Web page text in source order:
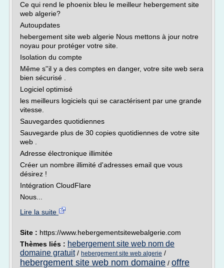
Ce qui rend le phoenix bleu le meilleur hebergement site
web algerie?
Autoupdates
hebergement site web algerie Nous mettons à jour notre
noyau pour protéger votre site.
Isolation du compte
Même s''il y a des comptes en danger, votre site web sera
bien sécurisé .
Logiciel optimisé
les meilleurs logiciels qui se caractérisent par une grande
vitesse.
Sauvegardes quotidiennes
Sauvegarde plus de 30 copies quotidiennes de votre site
web .
Adresse électronique illimitée
Créer un nombre illimité d'adresses email que vous
désirez !
Intégration CloudFlare
Nous...
Lire la suite
Site : https://www.hebergementsitewebalgerie.com
Thèmes liés : hebergement site web nom de
domaine gratuit/ hebergement site web algerie /
hebergement site web nom domaine / offre